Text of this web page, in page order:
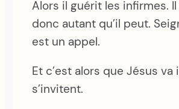
Alors il guérit les infirmes. Il
donc autant qu’il peut.
est un appel.
Et c’est alors que Jésus
s’invitent.